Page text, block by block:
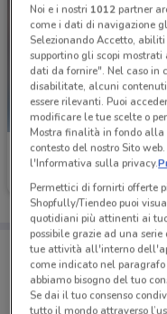
Ferplast
Scade il 31/12
Porta
Puoi trovare
salvarle e
dal tuo
Noi e i nostri 1012partner
come i dati di navigazione
Selezionando Accetto,
supportino gli scopi
dati da fornire". Nel caso in
disabilitate, alcuni
essere rilevanti. Puoi
modificare le tue scelte o
Mostra finalità in fondo alla
contesto del nostro Sito
l'Informativa sulla privacy.
Permettici di fornirti offerte
Shopfully/Tiendeo puoi
quotidiani più attinenti ai
possibile grazie ad una
tue attività all'interno
come indicato nel
abbiamo bisogno del tuo
Se dai il tuo consenso
tutto il mondo attraverso